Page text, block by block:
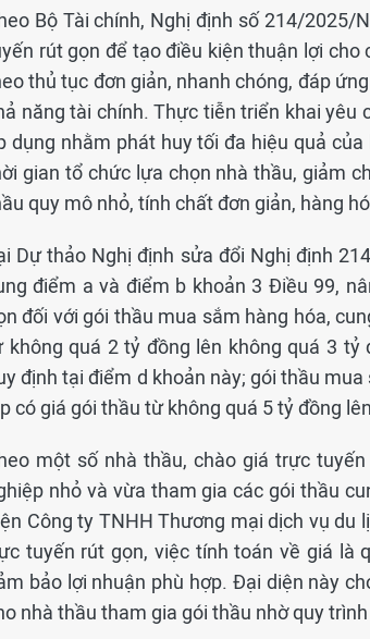
Bộ Tài chính, Nghị định số 214/2025/
rút gọn để tạo điều kiện thuận lợi
thủ tục đơn giản, nhanh chóng, đáp
năng tài chính. Thực tiễn triển khai
dụng nhằm phát huy tối đa hiệu quả
gian tổ chức lựa chọn nhà thầu, giảm
quy mô nhỏ, tính chất đơn giản, hàng
Dự thảo Nghị định sửa đổi Nghị định
điểm a và điểm b khoản 3 Điều 99,
đối với gói thầu mua sắm hàng hóa,
không quá 2 tỷ đồng lên không quá 3
định tại điểm d khoản này; gói thầu
có giá gói thầu từ không quá 5 tỷ đồng
một số nhà thầu, chào giá trực
nhỏ và vừa tham gia các gói thầu
Công ty TNHH Thương mại dịch vụ du
tuyến rút gọn, việc tính toán về giá là
bảo lợi nhuận phù hợp. Đại diện này
nhà thầu tham gia gói thầu nhờ quy